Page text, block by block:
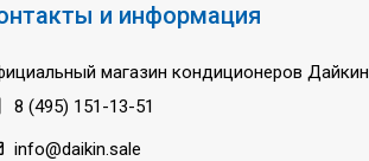
и информация
магазин кондиционеров Дайкин
8 (495) 151-13-51
info@daikin.sale